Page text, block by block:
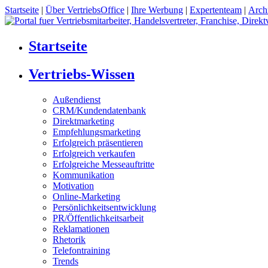
Startseite | Über VertriebsOffice | Ihre Werbung | Expertenteam |
Startseite
Vertriebs-Wissen
Außendienst
CRM/Kundendatenbank
Direktmarketing
Empfehlungsmarketing
Erfolgreich präsentieren
Erfolgreich verkaufen
Erfolgreiche Messeauftritte
Kommunikation
Motivation
Online-Marketing
Persönlichkeitsentwicklung
PR/Öffentlichkeitsarbeit
Reklamationen
Rhetorik
Telefontraining
Trends